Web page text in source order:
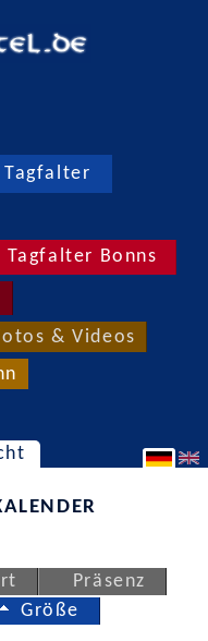
Tagfalter Bonns
& Videos
Präsenz
Größe